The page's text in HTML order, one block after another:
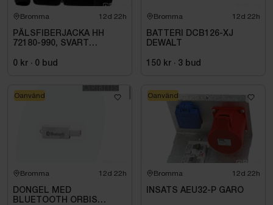
Bromma 12d 22h
PÄLSFIBERJACKA HH
72180-990, SVART
0 kr · 0 bud
Bromma 12d 22h
BATTERI DCB126-XJ
DEWALT
150 kr · 3 bud
Bromma 12d 22h
DONGEL MED
BLUETOOTH ORBIS
Oanvänd
Bromma 12d 22h
INSATS AEU32-P GARO
Oanvänd